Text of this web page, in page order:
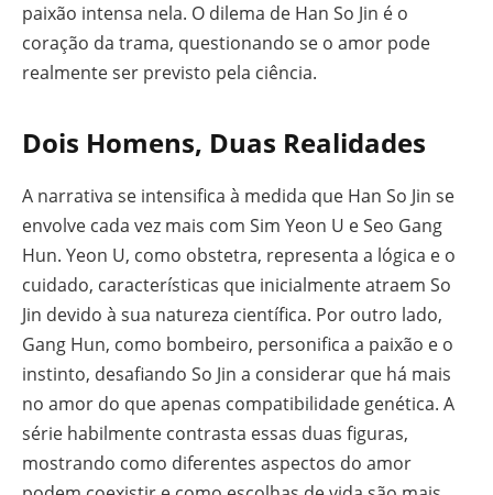
paixão intensa nela. O dilema de Han So Jin é o
coração da trama, questionando se o amor pode
realmente ser previsto pela ciência.
Dois Homens, Duas Realidades
A narrativa se intensifica à medida que Han So Jin se
envolve cada vez mais com Sim Yeon U e Seo Gang
Hun. Yeon U, como obstetra, representa a lógica e o
cuidado, características que inicialmente atraem So
Jin devido à sua natureza científica. Por outro lado,
Gang Hun, como bombeiro, personifica a paixão e o
instinto, desafiando So Jin a considerar que há mais
no amor do que apenas compatibilidade genética. A
série habilmente contrasta essas duas figuras,
mostrando como diferentes aspectos do amor